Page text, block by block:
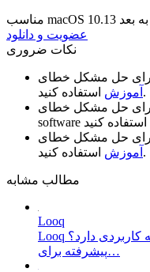
مناسب macOS 10.13 به بعد
عضویت و دانلود
نکات ضروری
آموزش استفاده کنید.
software
آموزش استفاده کنید.
مطالب مشابه
Looq
Looq چیست و چه کاربردی دارد؟ Looq یک ابزار پیش‌نمایش
پیشرفته برای…